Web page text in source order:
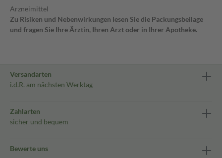
Arzneimittel
Zu Risiken und Nebenwirkungen lesen Sie die Packungsbeilage
und fragen Sie Ihre Ärztin, Ihren Arzt oder in Ihrer Apotheke.
Versandarten
i.d.R. am nächsten Werktag
Zahlarten
sicher und bequem
Bewerte uns